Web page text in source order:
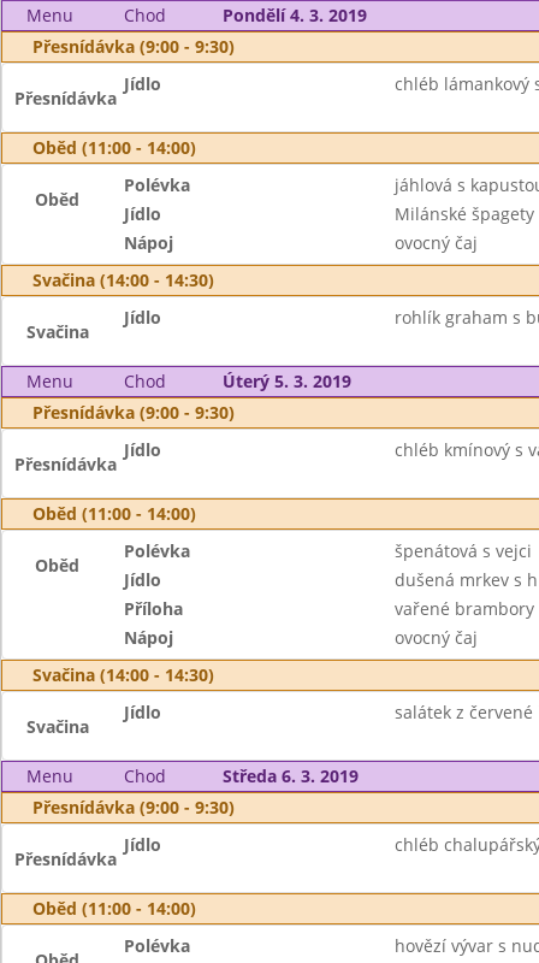
Menu Chod
Pondělí 4. 3. 2019
Přesnídávka (9:00 - 9:30)
Přesnídávka
Jídlo chléb lámankový
Oběd (11:00 - 14:00)
Oběd
Polévka
jáhlová s
Jídlo
Milánské špagety
Nápoj
ovocný čaj
Svačina (14:00 - 14:30)
Svačina
Jídlo rohlík graham s
Menu Chod
Úterý 5. 3. 2019
Přesnídávka (9:00 - 9:30)
Přesnídávka
Jídlo chléb kmínový s
Oběd (11:00 - 14:00)
Oběd
Polévka
špenátová s vejci
Jídlo
dušená mrkev s
Příloha
vařené brambory
Nápoj
ovocný čaj
Svačina (14:00 - 14:30)
Svačina
Jídlo salátek z
Menu Chod
Středa 6. 3. 2019
Přesnídávka (9:00 - 9:30)
Přesnídávka
Jídlo chléb
Oběd (11:00 - 14:00)
Polévka
hovězí vývar s